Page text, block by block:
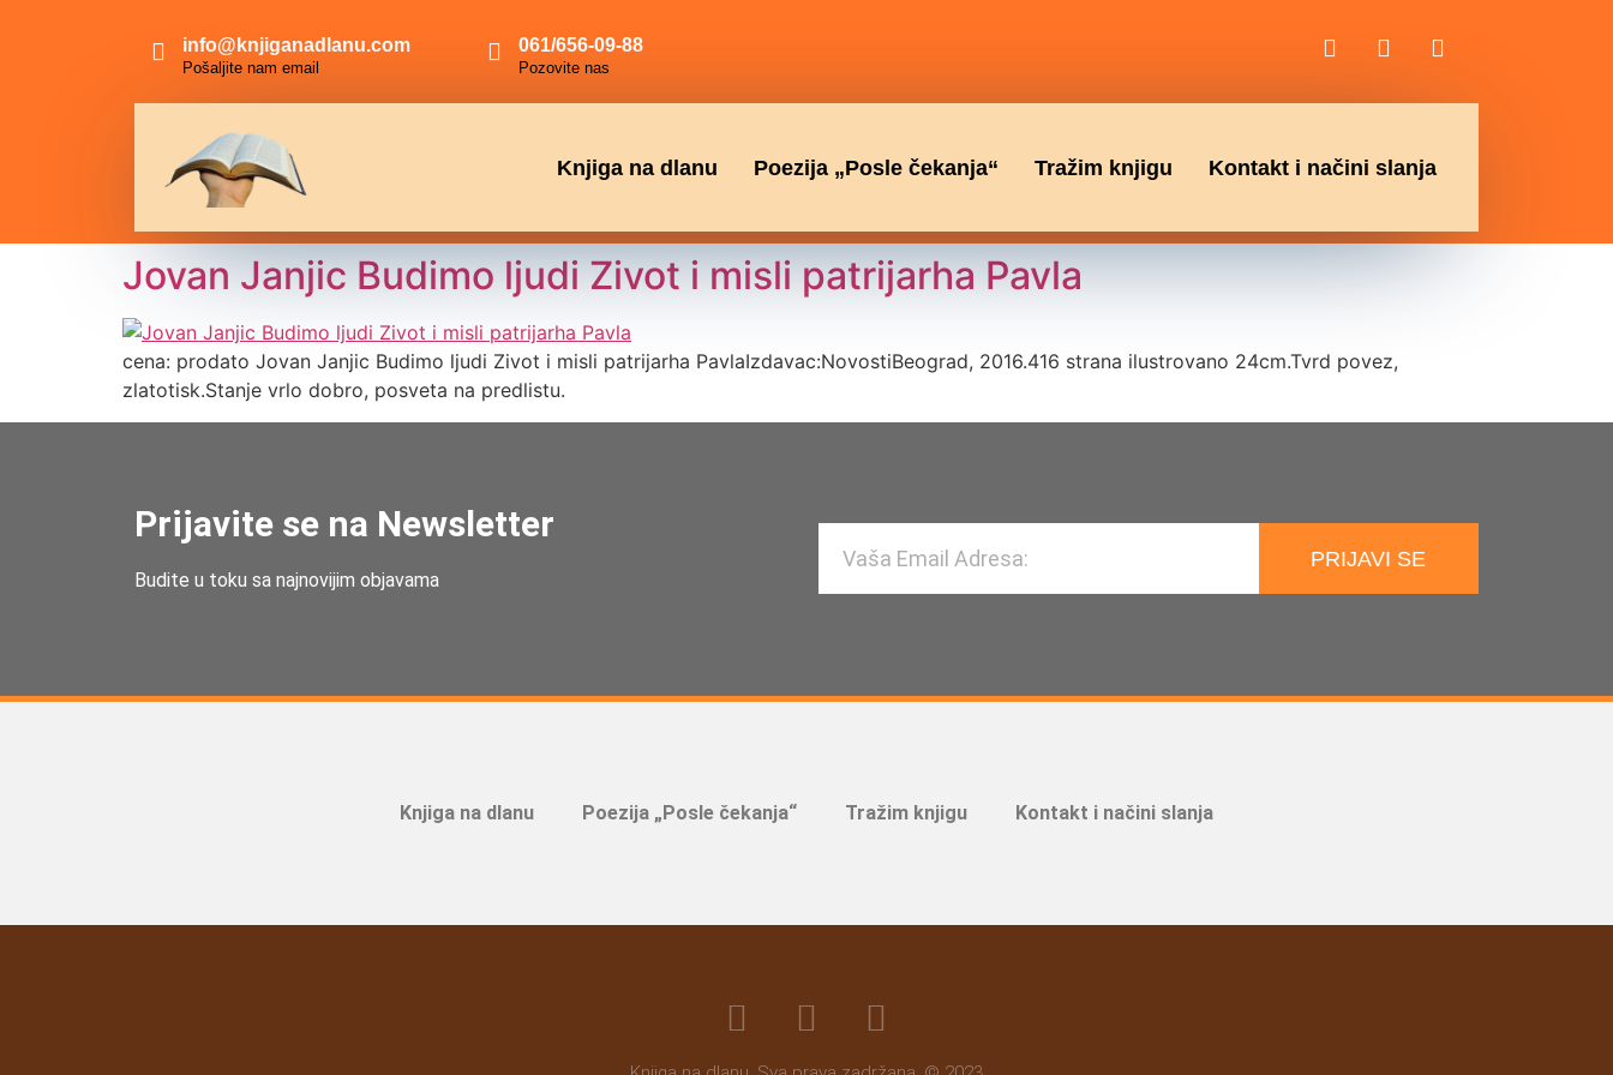
info@knjiganadlanu.com
Pošaljite nam email
061/656-09-88
Pozovite nas
Knjiga na dlanu Poezija „Posle čekanja“ Tražim knjigu Kontakt i načini slanja
Jovan Janjic Budimo ljudi Zivot i misli patrijarha Pavla
cena: prodato Jovan Janjic Budimo ljudi Zivot i misli patrijarha PavlaIzdavac:NovostiBeograd, 2016.416 strana ilustrovano 24cm.Tvrd povez,
zlatotisk.Stanje vrlo dobro, posveta na predlistu.
Prijavite se na Newsletter
Budite u toku sa najnovijim objavama
PRIJAVI SE
Knjiga na dlanu Poezija „Posle čekanja“ Tražim knjigu Kontakt i načini slanja